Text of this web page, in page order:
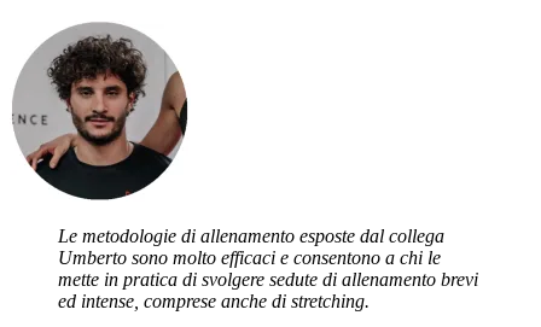
Le metodologie di allenamento esposte dal collega
Umberto sono molto efficaci e consentono a chi le
mette in pratica di svolgere sedute di allenamento brevi
ed intense, comprese anche di stretching.